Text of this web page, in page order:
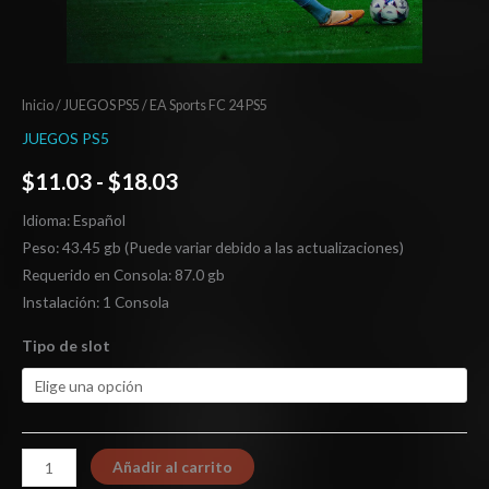
Inicio/ JUEGOS PS5 / EA Sports FC 24 PS5
JUEGOS PS5
$11.03 - $18.03
Idioma: Español
Peso: 43.45 gb (Puede variar debido a las actualizaciones)
Requerido en Consola: 87.0 gb
Instalación: 1 Consola
Tipo de slot
Añadir al carrito